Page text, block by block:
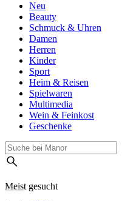
Neu
Beauty
Schmuck & Uhren
Damen
Herren
Kinder
Sport
Heim & Reisen
Spielwaren
Multimedia
Wein & Feinkost
Geschenke
Meist gesucht